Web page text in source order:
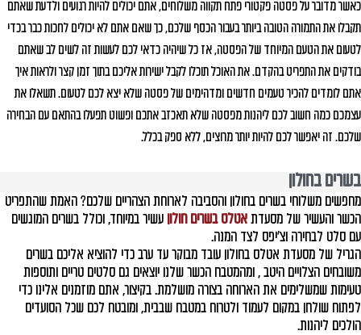
כאשר מדובר על פסטה פקטורי פתח תקווה משלוחים, אתם יכולים להיות רגועים ולדעת שאתם
תקבלו את התמורה הטובה ביותר בעבור הכסף שלכם, כך שאם אתם לא יכולים לחכות כבר בכדי
לטעום את הטעם המיוחד של הפסטה, אז כל שיהיה כדאי לכם לעשות זה לשים לב שאתם
בודקים את התפריט בהקדם. את האוכל תוכלו לקבל ישירות אליכם בתוך זמן קצר ולראות איך
אתם לומדים להכיר טעמים חדשים ומדהימים של פסטה שלא יצא לכם לטעום. תשאלו את
עצמכם כמה חשוב לכם ליהנות מפסטה שלא תאכזב אתכם ופשוט תפעלו בהתאם עם הבחירה
שלכם. זה יאפשר לכם להיות יותר מרוצים, ללא ספק בכלל.
בשרים בחולון
מחפשים משלוחי בשרים בחולון והסביבה לארוחת הצהריים שלכם? האמת שהתפריט
הכשר והעשיר של מסעדת אטלס בשרים חולון עשיר במיוחד, וכולל בשרים המוגשים
עם סלט לבחירה וצ'יפס לצד המנה.
הגריל של מסעדת אטלס בחולון עובד מבוקר עד ערב כדי להוציא אליכם בשרים
משובחים הצלויים היטב , ומהמטבח הכשר שלנו יוצאים גם סלטים טריים ותוספות
טעימות שמשלימים את הארוחה בצורה מושלמת. בקיצור, אתם מוזמנים אלינו כדי
לפתוח שולחן במקום לעמוד ולטרוח במטבח שבבית, ומובטח לכם שכל הסועדים
הולכים ליהנות.